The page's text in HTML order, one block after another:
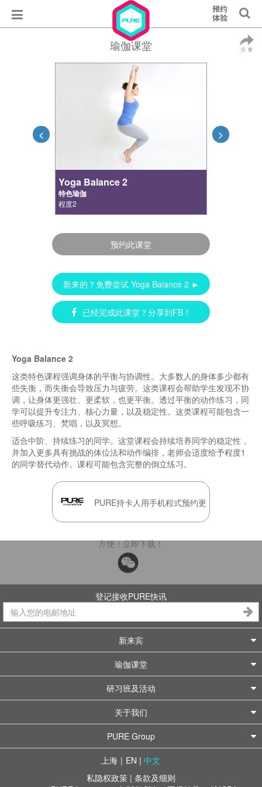
瑜伽课堂
Yoga Balance 2
特色瑜伽
程度2
预约此课堂
新来的？免费尝试 Yoga Balance 2 ►
已经完成此课堂？分享到FB！
Yoga Balance 2
这类特色课程强调身体的平衡与协调性。大多数人的身体多少都有
些失衡，而失衡会导致压力与疲劳。这类课程会帮助学生发现不协
调，让身体更强壮、更柔软，也更平衡。透过平衡的动作练习，同
学可以提升专注力、核心力量，以及稳定性。这类课程可能包含一
些呼吸练习、梵唱，以及冥想。
适合中阶、持续练习的同学。这堂课程会持续培养同学的稳定性，
并加入更多具有挑战的体位法和动作编排，老师会适度给予程度1
的同学替代动作。课程可能包含完整的倒立练习。
PURE持卡人用手机程式预约更
方便！立即下载！
登记接收PURE快讯
新来宾
瑜伽课堂
研习班及活动
关于我们
PURE Group
上海 | EN | 中文
私隐权政策 | 条款及细则